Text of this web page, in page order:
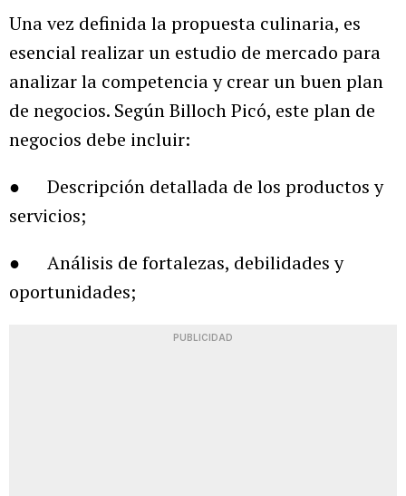
Una vez definida la propuesta culinaria, es
esencial realizar un estudio de mercado para
analizar la competencia y crear un buen plan
de negocios. Según Billoch Picó, este plan de
negocios debe incluir:
● Descripción detallada de los productos y
servicios;
● Análisis de fortalezas, debilidades y
oportunidades;
PUBLICIDAD